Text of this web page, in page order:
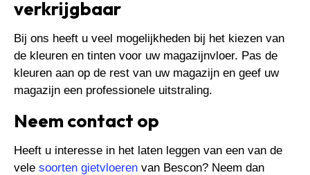
verkrijgbaar
Bij ons heeft u veel mogelijkheden bij het kiezen van
de kleuren en tinten voor uw magazijnvloer. Pas de
kleuren aan op de rest van uw magazijn en geef uw
magazijn een professionele uitstraling.
Neem contact op
Heeft u interesse in het laten leggen van een van de
vele soorten gietvloeren van Bescon? Neem dan